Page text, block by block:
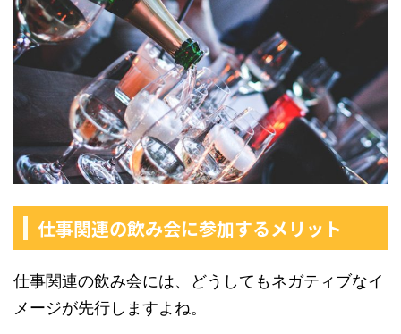
仕事関連の飲み会に参加するメリット
仕事関連の飲み会には、どうしてもネガティブなイ
メージが先行しますよね。